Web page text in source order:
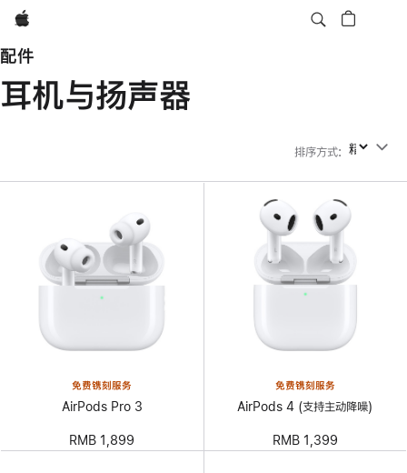
Apple
配件
耳机与扬声器
排序方式: 排序方式
免费镌刻服务
AirPods Pro 3
RMB 1,899
免费镌刻服务
AirPods 4 (支持主动降噪)
RMB 1,399